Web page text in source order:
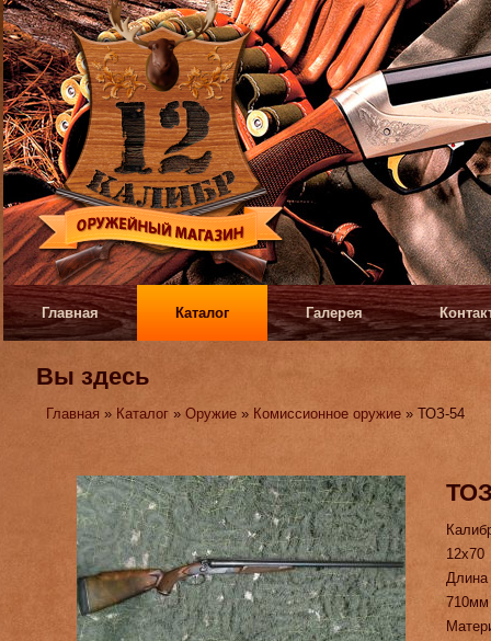
Главная Каталог Галерея
Вы здесь
Главная » Каталог »Оружие » Комиссионное оружие » ТОЗ-54
12х70
710мм